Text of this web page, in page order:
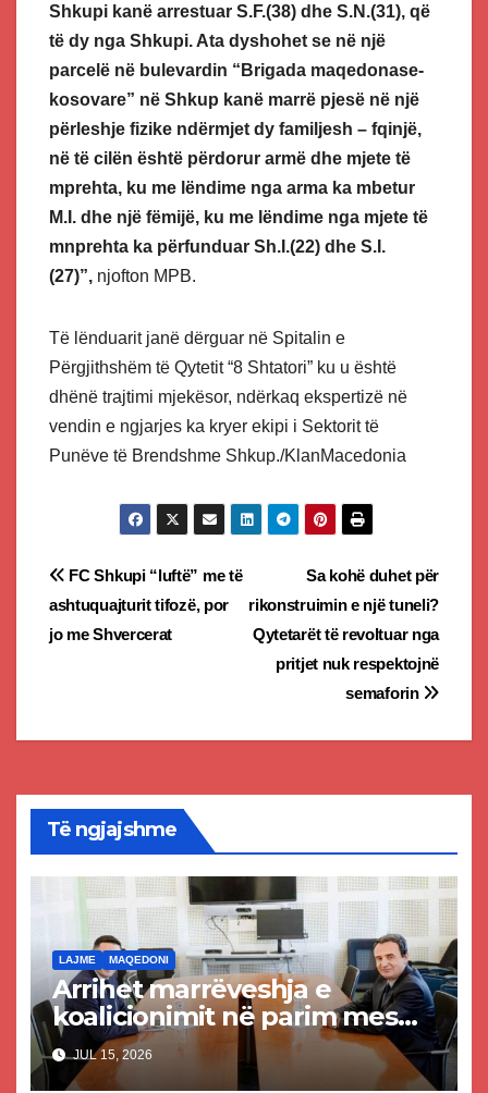
Shkupi kanë arrestuar S.F.(38) dhe S.N.(31), që
të dy nga Shkupi. Ata dyshohet se në një
parcelë në bulevardin “Brigada maqedonase-
kosovare” në Shkup kanë marrë pjesë në një
përleshje fizike ndërmjet dy familjesh – fqinjë,
në të cilën është përdorur armë dhe mjete të
mprehta, ku me lëndime nga arma ka mbetur
M.I. dhe një fëmijë, ku me lëndime nga mjete të
mnprehta ka përfunduar Sh.I.(22) dhe S.I.
(27)”, njofton MPB.
Të lënduarit janë dërguar në Spitalin e
Përgjithshëm të Qytetit “8 Shtatori” ku u është
dhënë trajtimi mjekësor, ndërkaq ekspertizë në
vendin e ngjarjes ka kryer ekipi i Sektorit të
Punëve të Brendshme Shkup./KlanMacedonia
Post
navigation
Sa kohë duhet për
rikonstruimin e një tuneli?
Qytetarët të revoltuar nga
pritjet nuk respektojnë
semaforin
FC Shkupi “luftë” me të
ashtuquajturit tifozë, por
jo me Shvercerat
Të ngjajshme
LAJME MAQEDONI
Arrihet marrëveshja e
koalicionimit në parim mes
Kurtit dhe Abdixhikut
JUL 15, 2026